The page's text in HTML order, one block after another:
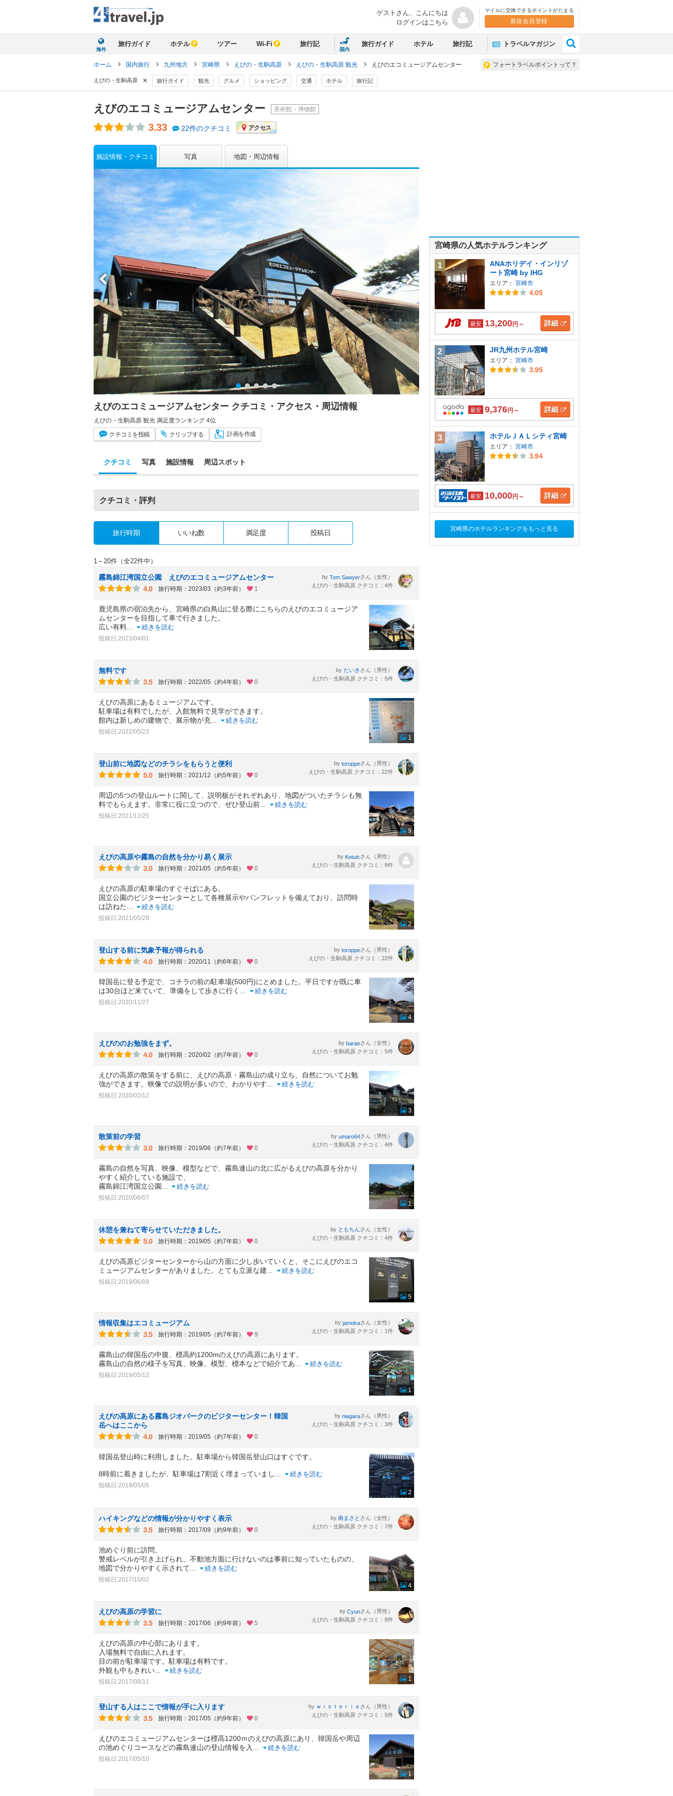
ゲストさん、 こんにちは
ログインはこちら
マイルに交換できるポイントがたまる
新規会員登録
海外
旅行ガイド ホテル ツアー Wi-Fi 旅行記
国内
旅行ガイド ホテル 旅行記 トラベルマガジン
フォートラベルポイントって？
ホーム 国内旅行 九州地方 宮崎県 えびの・生駒高原 えびの・生駒高原 観光 えびのエコミュージアムセンター
えびの・生駒高原 × 旅行ガイド 観光 グルメ ショッピング 交通 ホテル 旅行記
えびのエコミュージアムセンター 美術館・博物館
3.33 22件のクチコミ アクセス
施設情報・クチコミ 写真 地図・周辺情報
えびのエコミュージアムセンター クチコミ・アクセス・周辺情報
えびの・生駒高原 観光 満足度ランキング 4位
クチコミ を投稿 クリップする 計画を作成
クチコミ 写真 施設情報 周辺スポット
クチコミ・評判
旅行時期 いいね数 満足度 投稿日
1～20件（全22件中）
霧島錦江湾国立公園 えびのエコミュージアムセンター
4.0
旅行時期：2023/03（約3年前） 1
by Tom Sawyerさん（女性）
えびの・生駒高原 クチコミ：4件
鹿児島県の宿泊先から、宮崎県の白鳥山に登る際にこちらのえびのエコミュージア
ムセンターを目指して車で行きました。
広い有料
続きを読む
投稿日:2023/04/01
3
無料です
3.5
旅行時期：2022/05（約4年前） 0
by たいき さん（男性）
えびの・生駒高原 クチコミ：5件
えびの高原にあるミュージアムです。
駐車場は有料でしたが、入館無料で見学ができます。
館内は新しめの建物で、展示物が充
続きを読む
投稿日:2022/05/23
1
登山前に地図などのチラシをもらうと便利
5.0
旅行時期：2021/12（約5年前） 0
by toroppeさん（男性）
えびの・生駒高原 クチコミ：22件
周辺の5つの登山ルートに関して、説明板がそれぞれあり、地図がついたチラシも無
料でもらえます。非常に役に立つので、ぜひ登山前
続きを読む
投稿日:2021/12/25
9
えびの高原や霧島の自然を分かり易く展示
3.0
旅行時期：2021/05（約5年前） 0
by Kotuicさん（男性）
えびの・生駒高原 クチコミ：8件
えびの高原の駐車場のすぐそばにある。
国立公園のビジターセンターとして各種展示やパンフレットを備えており、訪問時
は訪ねた
続きを読む
投稿日:2021/05/28
2
登山する前に気象予報が得られる
4.0
旅行時期：2020/11（約6年前） 0
by toroppeさん（男性）
えびの・生駒高原 クチコミ：22件
韓国岳に登る予定で、コチラの前の駐車場(500円)にとめました。平日ですが既に車
は30台ほど来ていて、準備をして歩きに行く
続きを読む
投稿日:2020/11/27
4
えびののお勉強をまず。
4.0
旅行時期：2020/02（約7年前） 0
by baraeさん（女性）
えびの・生駒高原 クチコミ：5件
えびの高原の散策をする前に、えびの高原・霧島山の成り立ち、自然についてお勉
強ができます。映像での説明が多いので、わかりやす
続きを読む
投稿日:2020/02/12
3
散策前の学習
3.0
旅行時期：2019/06（約7年前） 0
by umaro64さん（男性）
えびの・生駒高原 クチコミ：4件
霧島の自然を写真、映像、模型などで、霧島連山の北に広がるえびの高原を分かり
やすく紹介している施設で、
霧島錦江湾国立公園
続きを読む
投稿日:2020/06/07
1
休憩を兼ねて寄らせていただきました。
5.0
旅行時期：2019/05（約7年前） 0
by ともちんさん（女性）
えびの・生駒高原 クチコミ：4件
えびの高原ビジターセンターから山の方面に少し歩いていくと、そこにえびのエコ
ミュージアムセンターがありました。とても立派な建
続きを読む
投稿日:2019/06/09
5
情報収集はエコミュージアム
3.5
旅行時期：2019/05（約7年前） 9
by jamokaさん（女性）
えびの・生駒高原 クチコミ：1件
霧島山の韓国岳の中腹、標高約1200mのえびの高原にあります。
霧島山の自然の様子を写真、映像、模型、標本などで紹介てあ
続きを読む
投稿日:2019/05/12
1
えびの高原にある霧島ジオパークのビジターセンター！韓国
岳へはここから
4.0
旅行時期：2019/05（約7年前） 0
by niagaraさん（男性）
えびの・生駒高原 クチコミ：3件
韓国岳登山時に利用しました。駐車場から韓国岳登山口はすぐです。
8時前に着きましたが、駐車場は7割近く埋まっていまし 続きを読む
投稿日:2019/05/05
2
ハイキングなどの情報が分かりやすく表示
3.5
旅行時期：2017/09（約9年前） 0
by 南まさと さん（女性）
えびの・生駒高原 クチコミ：7件
池めぐり前に訪問。
警戒レベルが引き上げられ、不動池方面に行けないのは事前に知っていたものの、
地図で分かりやすく示されて
続きを読む
投稿日:2017/10/02
4
えびの高原の学習に
3.5
旅行時期：2017/06（約9年前） 5
by Cyunさん（男性）
えびの・生駒高原 クチコミ：8件
えびの高原の中心部にあります。
入場無料で自由に入れます。
目の前が駐車場です。駐車場は有料です。
外観も中もきれい
続きを読む
投稿日:2017/08/11 1
登山する人はここで情報が手に入ります
3.5
旅行時期：2017/05（約9年前） 0
by ｗｉｓｔｅｒｉａ さん（男性）
えびの・生駒高原 クチコミ：5件
えびのエコミュージアムセンターは標高1200ｍのえびの高原にあり、韓国岳や周辺
の池めぐりコースなどの霧島連山の登山情報を入
続きを読む
投稿日:2017/05/10
1
宮崎県の人気ホテルランキング
1
ANAホリデイ・インリゾ
ート宮崎 by IHG
エリア： 宮崎市
4.05
最安 13,200円～ 詳細
2 JR九州ホテル宮崎
エリア： 宮崎市
3.95
最安 9,376円～ 詳細
3 ホテルＪＡＬシティ宮崎
エリア： 宮崎市
3.94
最安 10,000円～ 詳細
宮崎県のホテルランキングをもっと見る